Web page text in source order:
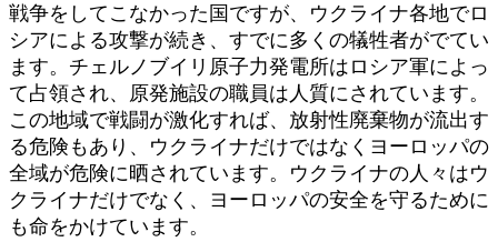
戦争をしてこなかった国ですが、ウクライナ各地でロ
シアによる攻撃が続き、すでに多くの犠牲者がでてい
ます。チェルノブイリ原子力発電所はロシア軍によっ
て占領され、原発施設の職員は人質にされています。
この地域で戦闘が激化すれば、放射性廃棄物が流出す
る危険もあり、ウクライナだけではなくヨーロッパの
全域が危険に晒されています。ウクライナの人々はウ
クライナだけでなく、ヨーロッパの安全を守るために
も命をかけています。